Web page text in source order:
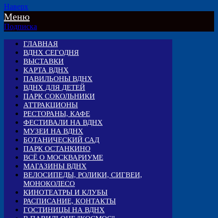
Наверх
Меню
Подписка
ГЛАВНАЯ
ВДНХ СЕГОДНЯ
ВЫСТАВКИ
КАРТА ВДНХ
ПАВИЛЬОНЫ ВДНХ
ВДНХ ДЛЯ ДЕТЕЙ
ПАРК СОКОЛЬНИКИ
АТТРАКЦИОНЫ
РЕСТОРАНЫ, КАФЕ
ФЕСТИВАЛИ НА ВДНХ
МУЗЕИ НА ВДНХ
БОТАНИЧЕСКИЙ САД
ПАРК ОСТАНКИНО
ВСЁ О МОСКВАРИУМЕ
МАГАЗИНЫ ВДНХ
ВЕЛОСИПЕДЫ, РОЛИКИ, СИГВЕИ,
МОНОКОЛЕСО
КИНОТЕАТРЫ И КЛУБЫ
РАСПИСАНИЕ, КОНТАКТЫ
ГОСТИНИЦЫ НА ВДНХ